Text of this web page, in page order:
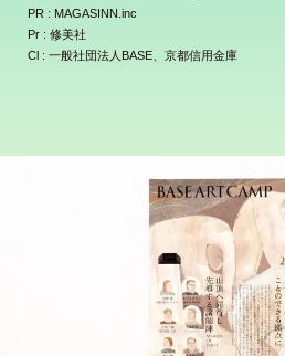
PR : MAGASINN.inc
Pr : 修美社
Cl : 一般社団法人BASE、京都信用金庫